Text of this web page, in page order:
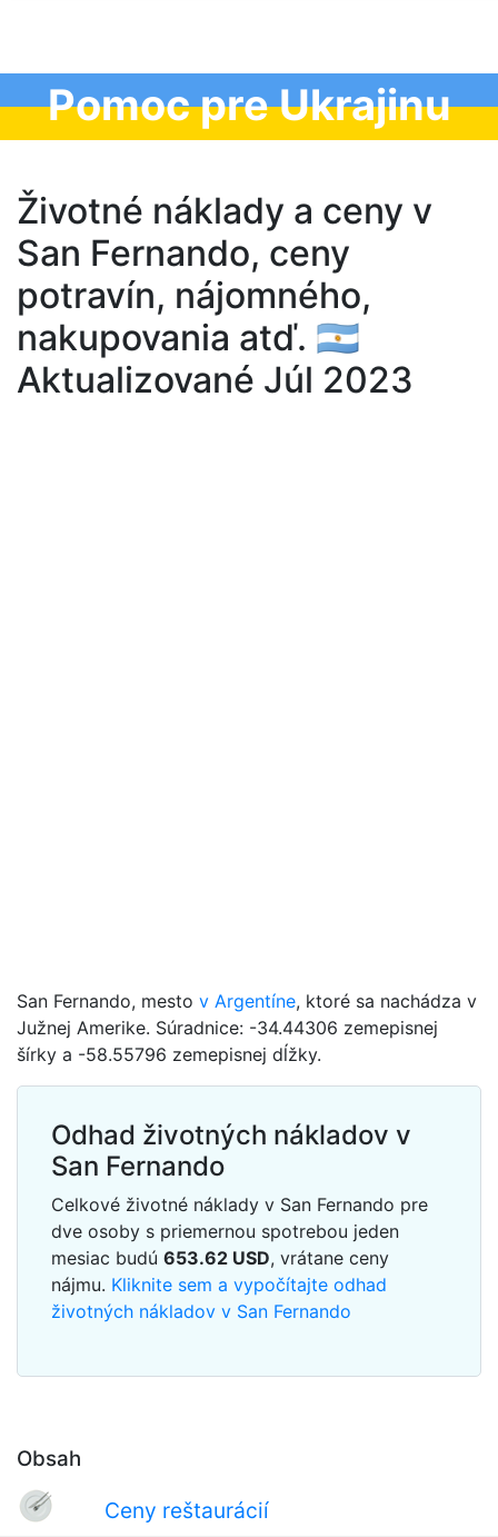
Pomoc pre Ukrajinu
Životné náklady a ceny v
San Fernando, ceny
potravín, nájomného,
nakupovania atď. 🇦🇷
Aktualizované Júl 2023
Obsah
Ceny reštaurácií
San Fernando, mesto v Argentíne, ktoré sa nachádza v
Južnej Amerike. Súradnice: -34.44306 zemepisnej
šírky a -58.55796 zemepisnej dĺžky.
Odhad životných nákladov v
San Fernando
Celkové životné náklady v San Fernando pre
dve osoby s priemernou spotrebou jeden
mesiac budú 653.62 USD, vrátane ceny
nájmu. Kliknite sem a vypočítajte odhad
životných nákladov v San Fernando